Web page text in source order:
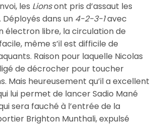
les Lionsont pris d’assaut les
dans un 4-2-3-1avec
électron libre, la circulation de
même s’il est difficile de
Raison pour laquelle Nicolas
de décrocher pour toucher
Mais heureusement qu’il a excellent
lui permet de lancer Sadio Mané
sera fauché à l’entrée de la
Brighton Munthali, expulsé